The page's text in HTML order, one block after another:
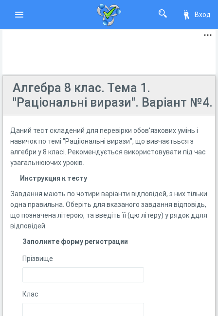
Вход
Алгебра 8 клас. Тема 1.
"Раціональні вирази". Варіант №4.
Даний тест складений для перевірки обов′язкових умінь і
навичок по темі "Рацііональні вирази", що вивчаєтьься з
алгебри у 8 класі. Рекомендується використовувати під час
узагальнюючих уроків.
Инструкция к тесту
Завдання мають по чотири варіанти відповідей, з них тільки
одна правильна. Оберіть для вказаного завдання відповідь,
що позначена літерою, та введіть її (цю літеру) у рядок ддля
відповідей.
Заполните форму регистрации
Прізвище
Клас